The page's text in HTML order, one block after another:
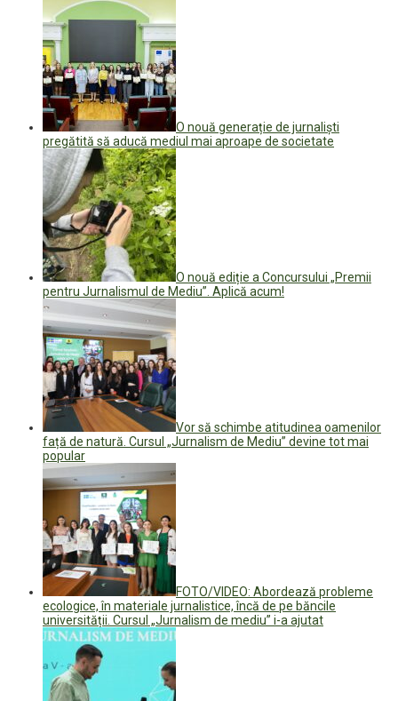
O nouă generație de jurnaliști
pregătită să aducă mediul mai aproape de societate
O nouă ediție a Concursului „Premii
pentru Jurnalismul de Mediu”. Aplică acum!
Vor să schimbe atitudinea oamenilor
față de natură. Cursul „Jurnalism de Mediu” devine tot mai
popular
FOTO/VIDEO: Abordează probleme
ecologice, în materiale jurnalistice, încă de pe băncile
universității. Cursul „Jurnalism de mediu” i-a ajutat